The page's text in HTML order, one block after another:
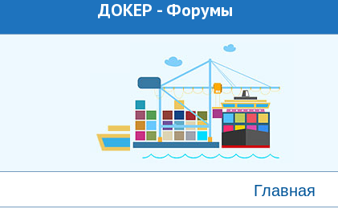
ДОКЕР - Форумы
Главная